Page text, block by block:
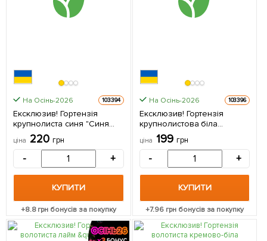
На Осінь-2026 103394
Ексклюзив! Гортензія
крупнолиста синя "Синя
спокуса" (Blue Seduction)
(красивоквітучий сорт) 1
саджанець в упаковці
ціна 220 грн
- +
КУПИТИ
+8.8грн бонусів за покупку
На Осінь-2026 103396
Ексклюзив! Гортензія
крупнолистова біла
"Садова феєрія" (Garden
extravaganza)
(морозостійкий сорт) 1
саджанець в упаковці
ціна 199 грн
- +
КУПИТИ
+7.96грн бонусів за покупку